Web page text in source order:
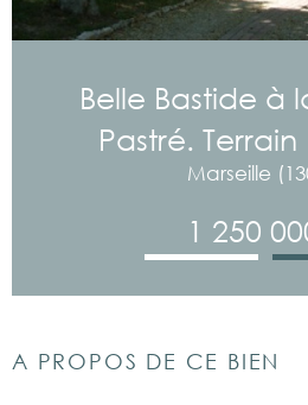
Belle Bastide à
Pastré. Terrain
Marseille
1 250
A PROPOS DE CE BIEN